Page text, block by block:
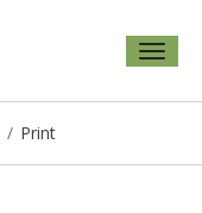
/ Print